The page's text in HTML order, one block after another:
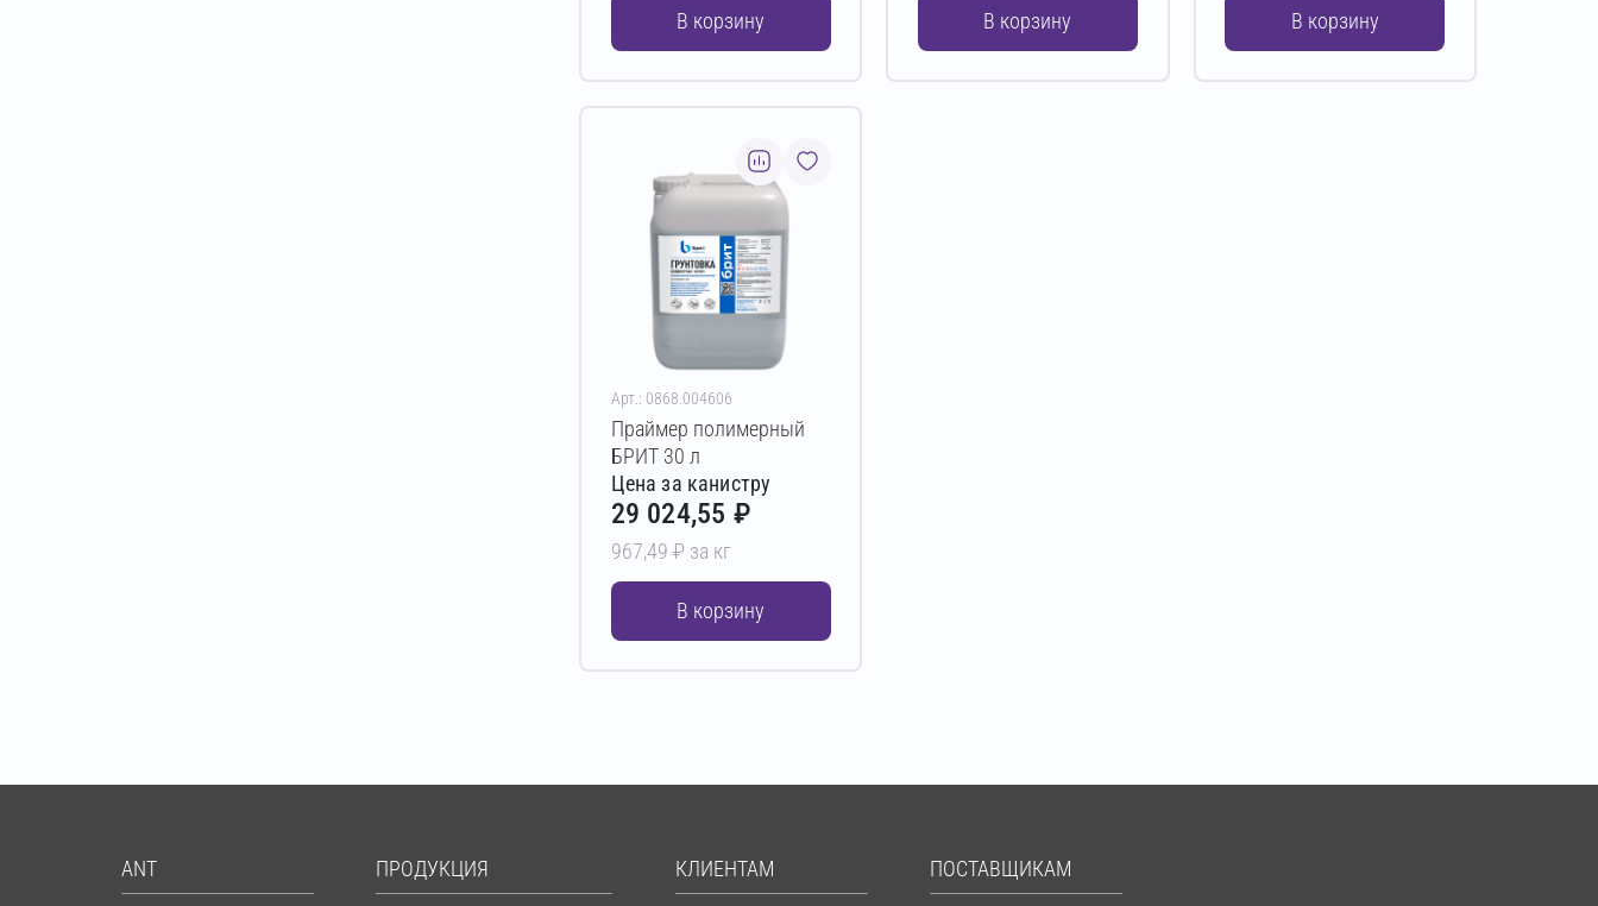
В корзину В корзину В корзину
Арт.: 0868.004606
Праймер полимерный
БРИТ 30 л
Цена за канистру
29 024,55 ₽
967,49 ₽ за кг
В корзину
ANT ПРОДУКЦИЯ КЛИЕНТАМ ПОСТАВЩИКАМ